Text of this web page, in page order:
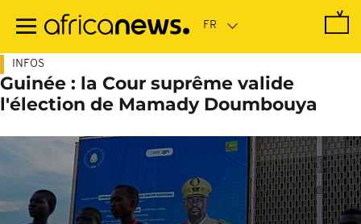
contenu
INFOS
Guinée : la Cour suprême valide
l'élection de Mamady Doumbouya